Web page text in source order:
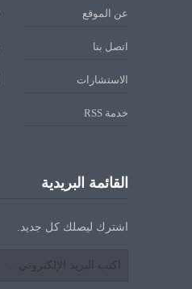
عن الموقع
اتصل بنا
الاستشارات
خدمة RSS
القائمة البريدية
اشترك ليصلك كل جديد.